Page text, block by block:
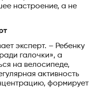
настроение, а не
эксперт. – Ребенку
галочки», а
на велосипеде,
активность
формирует